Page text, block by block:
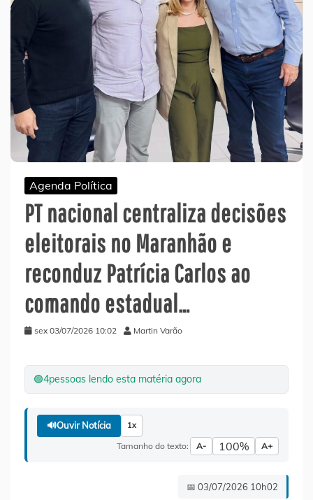
Agenda Política
PT nacional centraliza decisões
eleitorais no Maranhão e
reconduz Patrícia Carlos ao
comando estadual…
sex 03/07/2026 10:02 Martin Varão
🟢4pessoas lendo esta matéria agora
🔊Ouvir Notícia 1x
Tamanho do texto: A- 100% A+
📅 03/07/2026 10h02